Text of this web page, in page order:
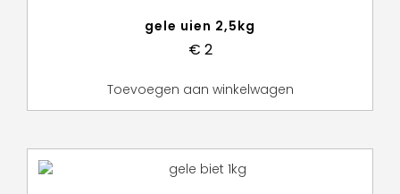
gele uien 2,5kg
€ 2
Toevoegen aan winkelwagen